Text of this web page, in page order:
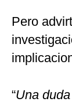
Pero
“Una